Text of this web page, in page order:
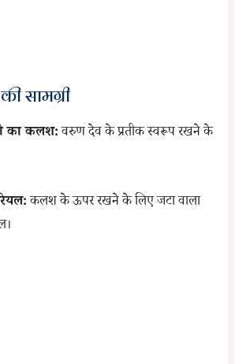
सामग्री
का कलश:वरुण देव के प्रतीक स्वरूप रखने के
कलश के ऊपर रखने के लिए जटा वाला